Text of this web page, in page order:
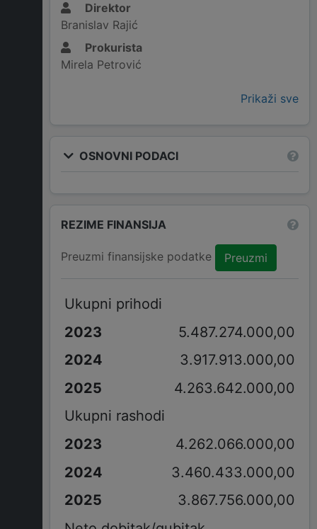
Direktor
Branislav Rajić
Prokurista
Mirela Petrović
Prikaži sve
OSNOVNI PODACI
REZIME FINANSIJA
Preuzmi finansijske podatke Preuzmi
Ukupni prihodi
5.487.274.000,00
3.917.913.000,00
4.263.642.000,00
Ukupni rashodi
4.262.066.000,00
3.460.433.000,00
3.867.756.000,00